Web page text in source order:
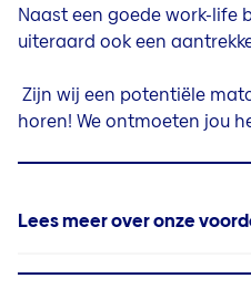
Naast een goede work-life
uiteraard ook een
Zijn wij een potentiële
horen! We ontmoeten jou
Lees meer over onze